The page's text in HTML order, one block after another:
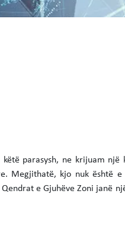
parasysh, ne krijuam një
Megjithatë, kjo nuk është
e Gjuhëve Zoni janë